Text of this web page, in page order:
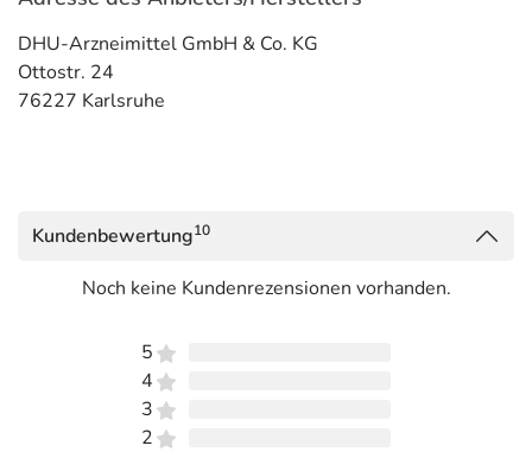
DHU-Arzneimittel GmbH & Co. KG
Ottostr. 24
76227 Karlsruhe
Kundenbewertung10
Noch keine Kundenrezensionen vorhanden.
5
4
3
2